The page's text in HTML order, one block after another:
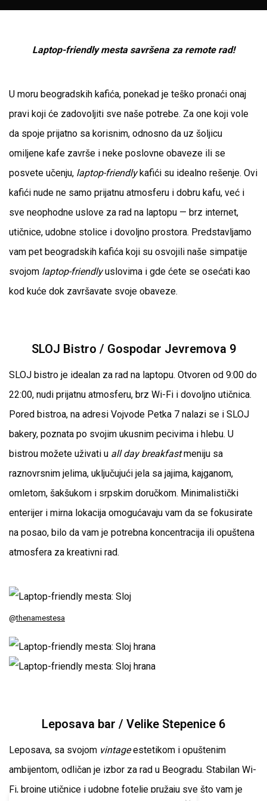
Laptop-friendly mesta savršena za remote rad!
U moru beogradskih kafića, ponekad je teško pronaći onaj
pravi koji će zadovoljiti sve naše potrebe. Za one koji vole
da spoje prijatno sa korisnim, odnosno da uz šoljicu
omiljene kafe završe i neke poslovne obaveze ili se
posvete učenju, laptop-friendlykafići su idealno rešenje. Ovi
kafići nude ne samo prijatnu atmosferu i dobru kafu, već i
sve neophodne uslove za rad na laptopu — brz internet,
utičnice, udobne stolice i dovoljno prostora. Predstavljamo
vam pet beogradskih kafića koji su osvojili naše simpatije
svojom laptop-friendlyuslovima i gde ćete se osećati kao
kod kuće dok završavate svoje obaveze.
SLOJ Bistro / Gospodar Jevremova 9
SLOJ bistro je idealan za rad na laptopu. Otvoren od 9:00 do
22:00, nudi prijatnu atmosferu, brz Wi-Fi i dovoljno utičnica.
Pored bistroa, na adresi Vojvode Petka 7 nalazi se i SLOJ
bakery, poznata po svojim ukusnim pecivima i hlebu. U
bistrou možete uživati u all day breakfastmeniju sa
raznovrsnim jelima, uključujući jela sa jajima, kajganom,
omletom, šakšukom i srpskim doručkom. Minimalistički
enterijer i mirna lokacija omogućavaju vam da se fokusirate
na posao, bilo da vam je potrebna koncentracija ili opuštena
atmosfera za kreativni rad.
@thenamestesa
Leposava bar / Velike Stepenice 6
Leposava, sa svojom vintageestetikom i opuštenim
ambijentom, odličan je izbor za rad u Beogradu. Stabilan Wi-
Fi, brojne utičnice i udobne fotelje pružaju sve što vam je